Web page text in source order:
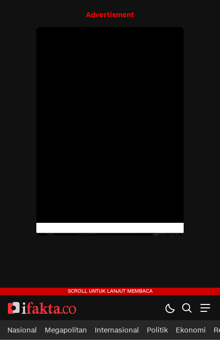
Advertisment
Nasional Megapolitan Internasional Politik Ekonomi